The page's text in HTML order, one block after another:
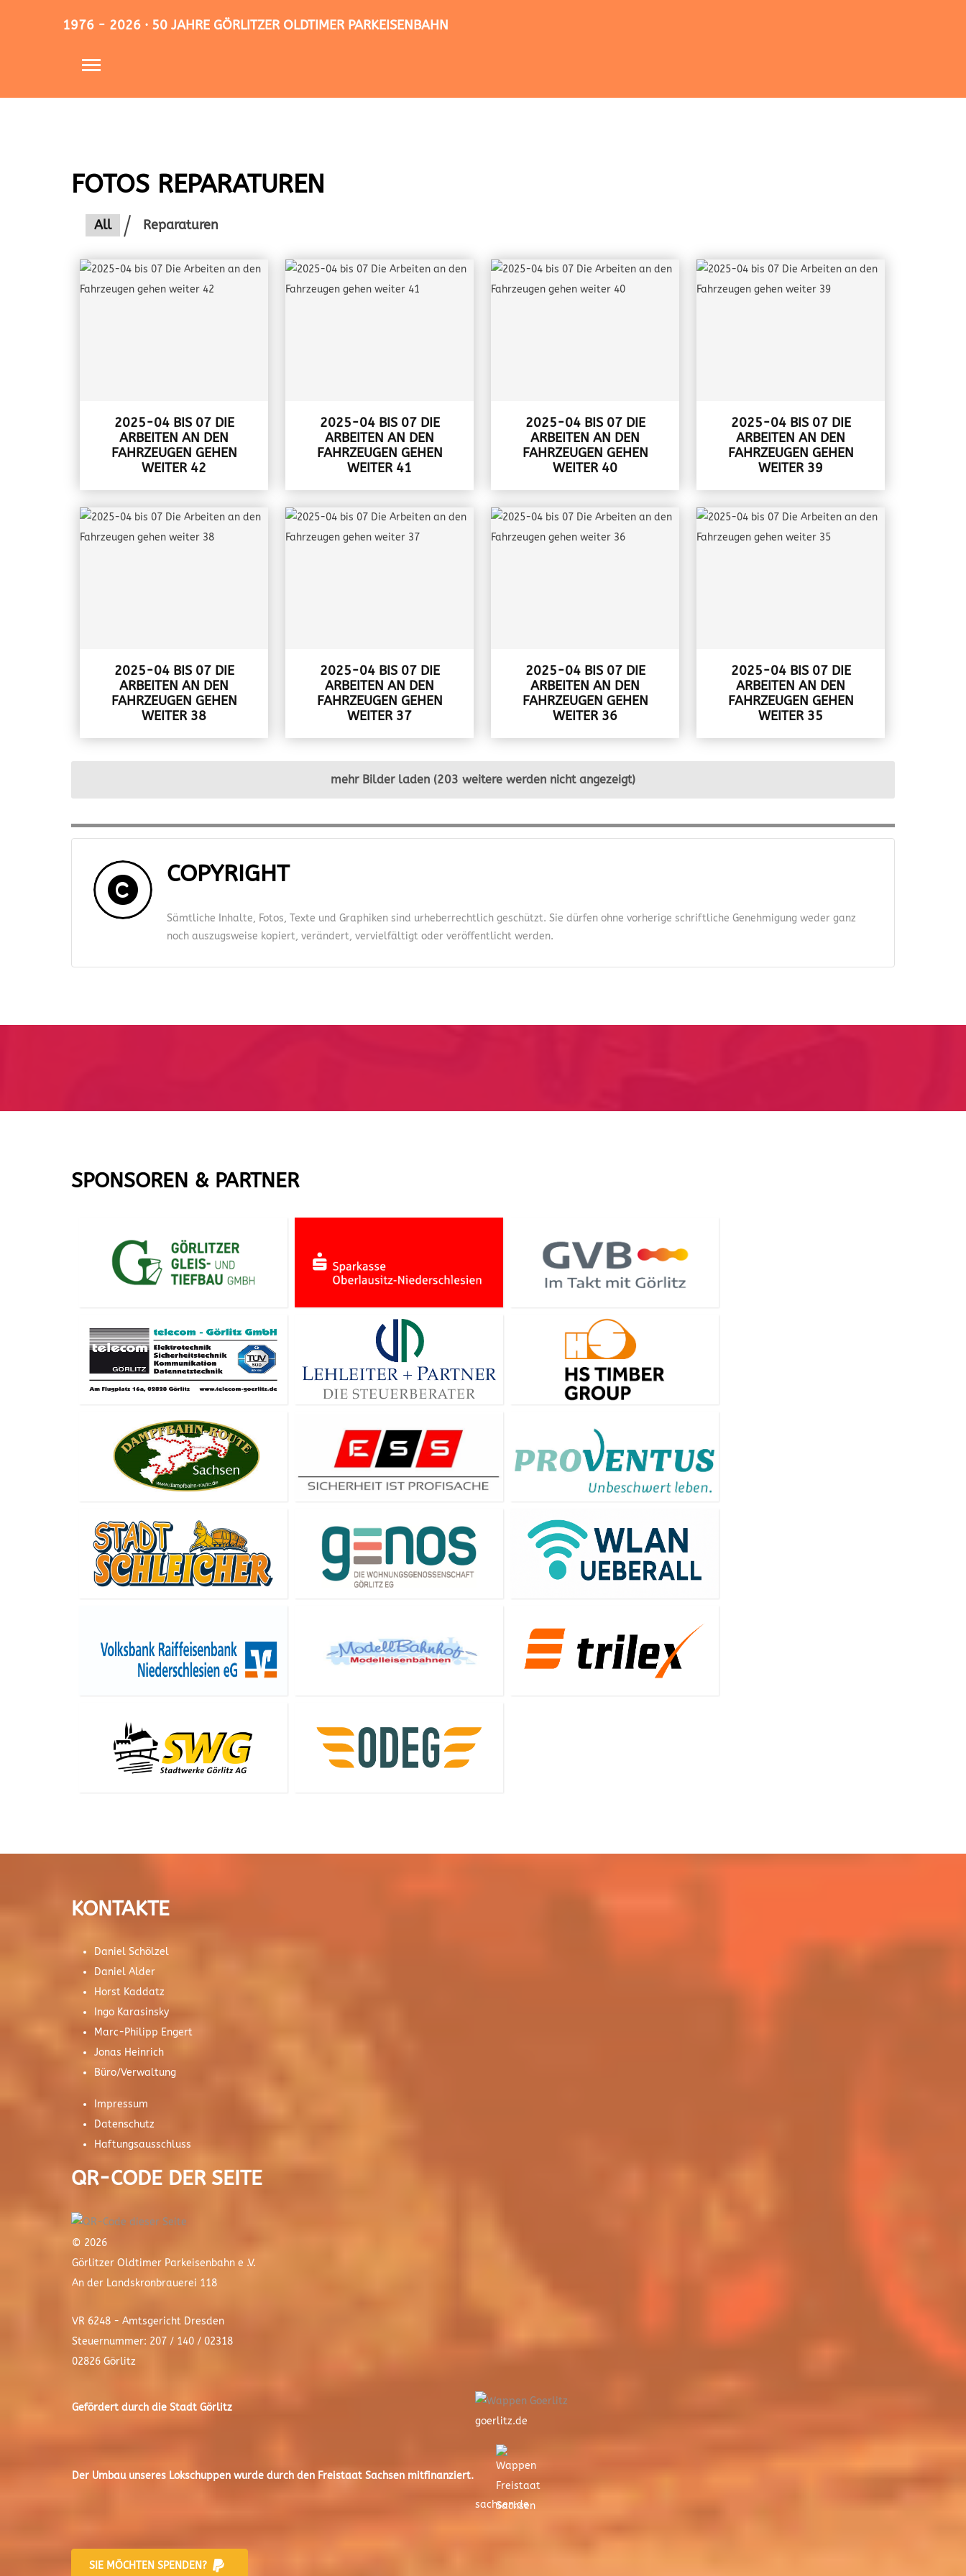
1976 - 2026 · 50 JAHRE GÖRLITZER OLDTIMER PARKEISENBAHN
FOTOS REPARATUREN
All Reparaturen
2025-04 BIS 07 DIE
ARBEITEN AN DEN
FAHRZEUGEN GEHEN
WEITER 42
2025-04 BIS 07 DIE
ARBEITEN AN DEN
FAHRZEUGEN GEHEN
WEITER 41
2025-04 BIS 07 DIE
ARBEITEN AN DEN
FAHRZEUGEN GEHEN
WEITER 40
2025-04 BIS 07 DIE
ARBEITEN AN DEN
FAHRZEUGEN GEHEN
WEITER 39
2025-04 BIS 07 DIE
ARBEITEN AN DEN
FAHRZEUGEN GEHEN
WEITER 38
2025-04 BIS 07 DIE
ARBEITEN AN DEN
FAHRZEUGEN GEHEN
WEITER 37
2025-04 BIS 07 DIE
ARBEITEN AN DEN
FAHRZEUGEN GEHEN
WEITER 36
2025-04 BIS 07 DIE
ARBEITEN AN DEN
FAHRZEUGEN GEHEN
WEITER 35
mehr Bilder laden (203 weitere werden nicht angezeigt)
COPYRIGHT
Sämtliche Inhalte, Fotos, Texte und Graphiken sind urheberrechtlich geschützt. Sie dürfen ohne vorherige schriftliche Genehmigung weder ganz
noch auszugsweise kopiert, verändert, vervielfältigt oder veröffentlicht werden.
SPONSOREN & PARTNER
KONTAKTE
Daniel Schölzel
Daniel Alder
Horst Kaddatz
Ingo Karasinsky
Marc-Philipp Engert
Jonas Heinrich
Büro/Verwaltung
Impressum
Datenschutz
Haftungsausschluss
QR-CODE DER SEITE
© 2026
Görlitzer Oldtimer Parkeisenbahn e .V.
An der Landskronbrauerei 118
VR 6248 - Amtsgericht Dresden
Steuernummer: 207 / 140 / 02318
02826 Görlitz
Gefördert durch die Stadt Görlitz
goerlitz.de
Der Umbau unseres Lokschuppen wurde durch den Freistaat Sachsen mitfinanziert.
sachsen.de
SIE MÖCHTEN SPENDEN?